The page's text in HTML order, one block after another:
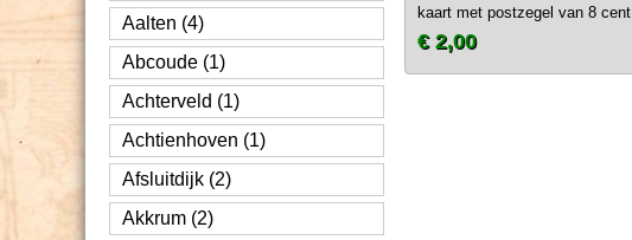
Aalten (4)
Abcoude (1)
Achterveld (1)
Achtienhoven (1)
Afsluitdijk (2)
Akkrum (2)
kaart met postzegel van 8 cent
€ 2,00